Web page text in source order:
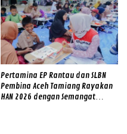
Pertamina EP Rantau dan SLBN
Pembina Aceh Tamiang Rayakan
HAN 2026 dengan Semangat